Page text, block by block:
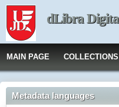
dLibra
MAIN PAGE COLLECTIONS
Metadata languages